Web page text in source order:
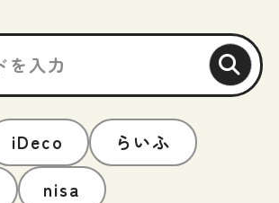
iDeco
らいふ
nisa